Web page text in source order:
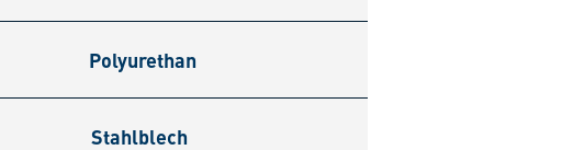
Polyurethan
Stahlblech